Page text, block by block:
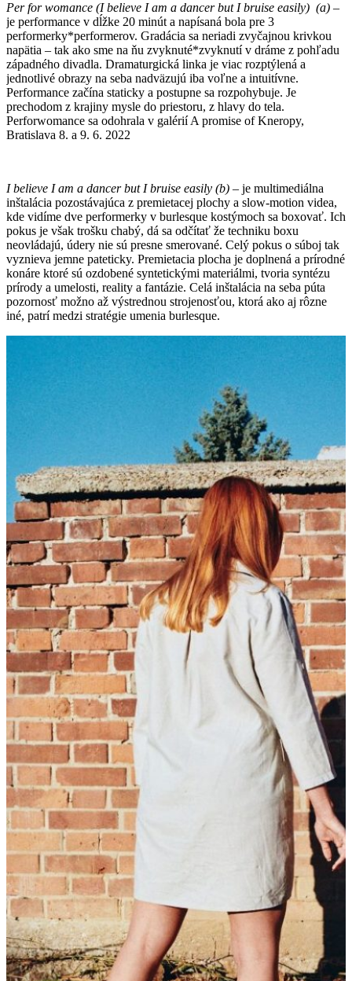
Per for womance (I believe I am a dancer but I bruise easily) (a) –
je performance v dĺžke 20 minút a napísaná bola pre 3
performerky*performerov. Gradácia sa neriadi zvyčajnou krivkou
napätia – tak ako sme na ňu zvyknuté*zvyknutí v dráme z pohľadu
západného divadla. Dramaturgická linka je viac rozptýlená a
jednotlivé obrazy na seba nadväzujú iba voľne a intuitívne.
Performance začína staticky a postupne sa rozpohybuje. Je
prechodom z krajiny mysle do priestoru, z hlavy do tela.
Perforwomance sa odohrala v galérií A promise of Kneropy,
Bratislava 8. a 9. 6. 2022
I believe I am a dancer but I bruise easily (b) – je multimediálna
inštalácia pozostávajúca z premietacej plochy a slow-motion videa,
kde vidíme dve performerky v burlesque kostýmoch sa boxovať. Ich
pokus je však trošku chabý, dá sa odčítať že techniku boxu
neovládajú, údery nie sú presne smerované. Celý pokus o súboj tak
vyznieva jemne pateticky. Premietacia plocha je doplnená a prírodné
konáre ktoré sú ozdobené syntetickými materiálmi, tvoria syntézu
prírody a umelosti, reality a fantázie. Celá inštalácia na seba púta
pozornosť možno až výstrednou strojenosťou, ktorá ako aj rôzne
iné, patrí medzi stratégie umenia burlesque.